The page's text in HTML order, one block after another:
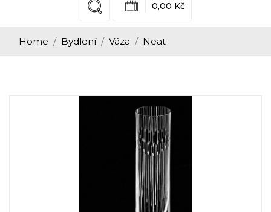
0,00 Kč
Home Bydlení Váza Neat